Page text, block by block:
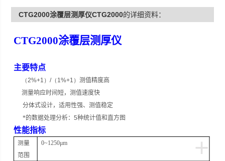
CTG2000涂覆层测厚仪CTG2000的详细资料：
CTG2000涂覆层测厚仪
主要特点
（2%+1）/（1%+1）测值精度高
测量响应时间短，测值速度快
分体式设计，适用性强、测值稳定
*的数据处理分析：5种统计值和直方图
性能指标
+
测量
范围
0~1250μm